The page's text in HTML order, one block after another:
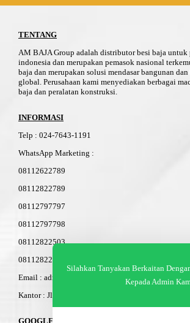
TENTANG
AM BAJA Group adalah distributor besi baja untuk
indonesia dan merupakan pemasok nasional
baja dan merupakan solusi mendasar bangunan
global. Perusahaan kami menyediakan berbagai
baja dan peralatan konstruksi.
INFORMASI
Telp : 024-7643-11 91
WhatsApp Marketing :
08112622789
08112822789
08112797797
08112797798
08112822503
08112822603
Email : admin@am-baja.com
Kantor : Jl. Gatot Subroto 7b Semarang.
GOOGLE MAPS
Silahkan Tanyakan Berkaitan
Kepada Admin